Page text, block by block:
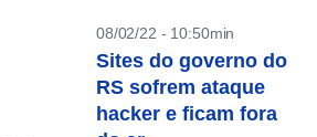
08/02/22 - 10:50min
Sites do governo do
RS sofrem ataque
hacker e ficam fora